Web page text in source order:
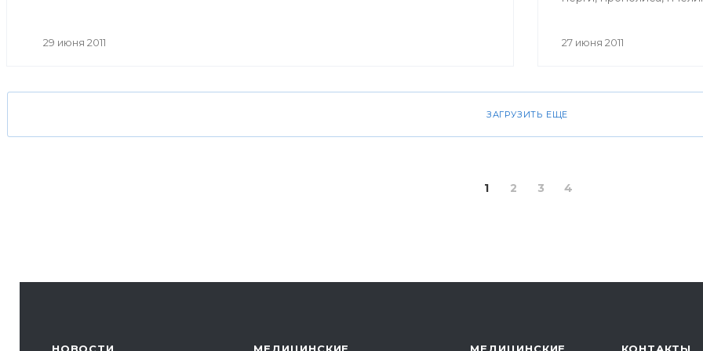
29 июня 2011 27 июня 2011
ЗАГРУЗИТЬ ЕЩЕ
1 2 3 4